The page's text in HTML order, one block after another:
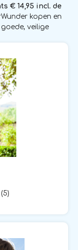
€ 14,95 incl. de
kopen en
veilige